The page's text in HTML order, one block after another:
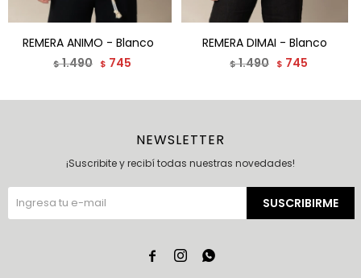
REMERA ANIMO - Blanco
$1.490 $ 745
REMERA DIMAI - Blanco
$1.490 $ 745
NEWSLETTER
¡Suscribite y recibí todas nuestras novedades!
SUSCRIBIRME
  